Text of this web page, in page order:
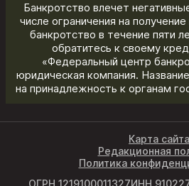
Банкротство влечет
числе ограничения на
банкротство в течение пяти
обратитесь к своему
«Федеральный центр
юридическая компания.
на принадлежность к органам
Карта сайта
Редакционная
Политика